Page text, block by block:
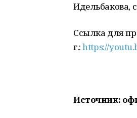
Идельбакова,
Ссылка для
г.:https://
Источник: